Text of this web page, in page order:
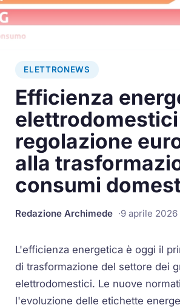
ELETTRONEWS
Efficienza
regolazione
alla
consumi
Redazione Archimede 9 aprile 2026
L'efficienza energetica è oggi il
di trasformazione del settore dei
elettrodomestici. Le nuove
l'evoluzione delle etichette